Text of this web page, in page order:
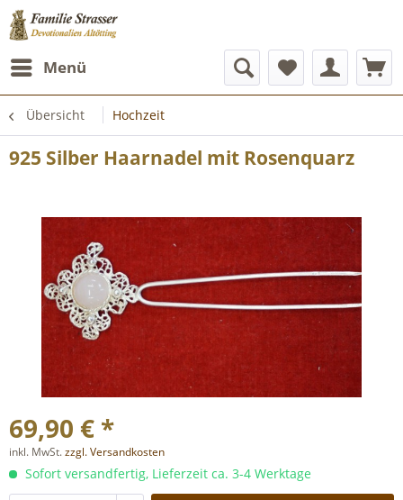
Menü
Übersicht Hochzeit
925 Silber Haarnadel mit Rosenquarz
69,90 € *
inkl. MwSt.zzgl. Versandkosten
Sofort versandfertig, Lieferzeit ca. 3-4 Werktage